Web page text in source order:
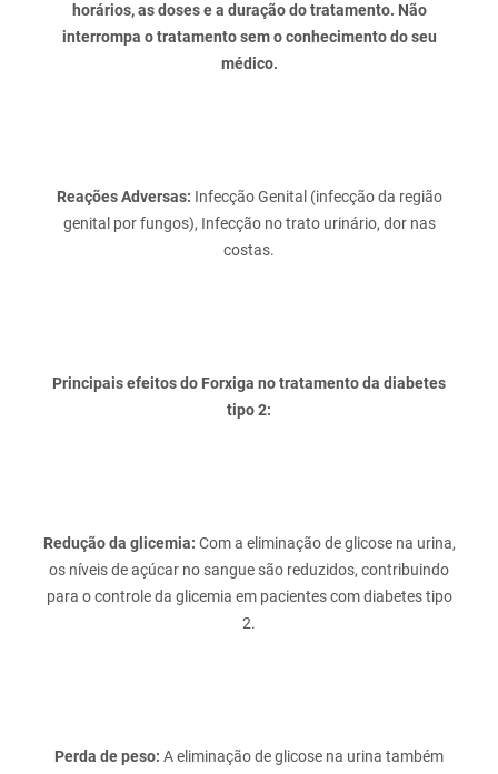
horários, as doses e a duração do tratamento. Não
interrompa o tratamento sem o conhecimento do seu
médico.
Reações Adversas: Infecção Genital (infecção da região
genital por fungos), Infecção no trato urinário, dor nas
Principais efeitos do Forxiga no tratamento da diabetes
tipo 2:
Redução da glicemia: Com a eliminação de glicose na urina,
os níveis de açúcar no sangue são reduzidos, contribuindo
para o controle da glicemia em pacientes com diabetes tipo
Perda de peso: A eliminação de glicose na urina também